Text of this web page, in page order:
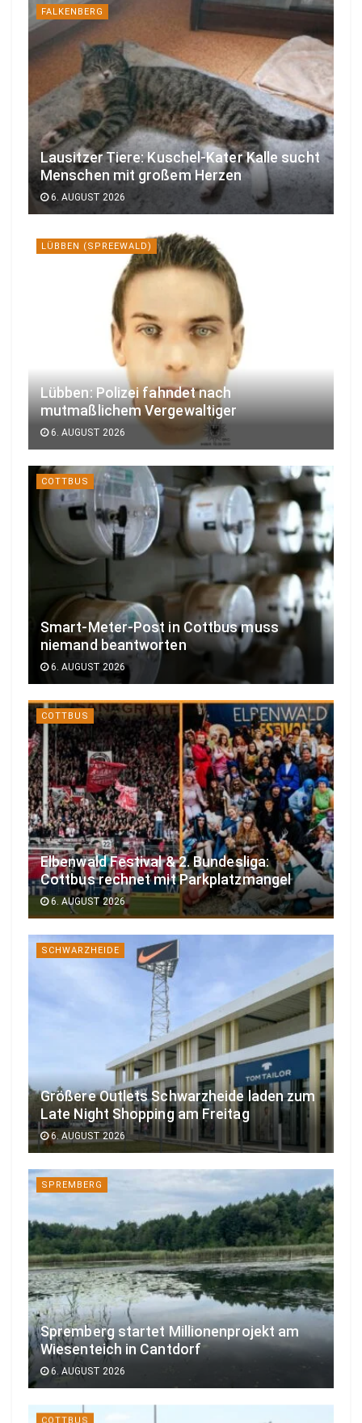
FALKENBERG
Lausitzer Tiere: Kuschel-Kater Kalle sucht
Menschen mit großem Herzen
6. AUGUST 2026
LÜBBEN (SPREEWALD)
Lübben: Polizei fahndet nach
mutmaßlichem Vergewaltiger
6. AUGUST 2026
COTTBUS
Smart-Meter-Post in Cottbus muss
niemand beantworten
6. AUGUST 2026
COTTBUS
Elbenwald Festival & 2. Bundesliga:
Cottbus rechnet mit Parkplatzmangel
6. AUGUST 2026
SCHWARZHEIDE
Größere Outlets Schwarzheide laden zum
Late Night Shopping am Freitag
6. AUGUST 2026
SPREMBERG
Spremberg startet Millionenprojekt am
Wiesenteich in Cantdorf
6. AUGUST 2026
COTTBUS